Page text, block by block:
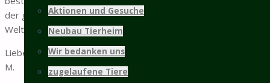
Aktionen und Gesuche
Neubau Tierheim
Wir bedanken uns
zugelaufene Tiere
der ganzen
Welt!
Liebe Grüße
M.
31137 Hildesheim
05121 / 9 57 57 - 0
05121 / 9 57 57 - 99
info@tierschutz-hildesheim.de